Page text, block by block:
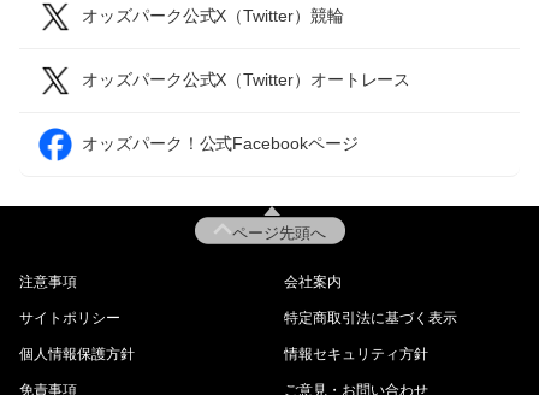
オッズパーク公式X（Twitter）競輪
オッズパーク公式X（Twitter）オートレース
オッズパーク！公式Facebookページ
ページ先頭へ
注意事項 会社案内
サイトポリシー 特定商取引法に基づく表示
個人情報保護方針 情報セキュリティ方針
免責事項 ご意見・お問い合わせ